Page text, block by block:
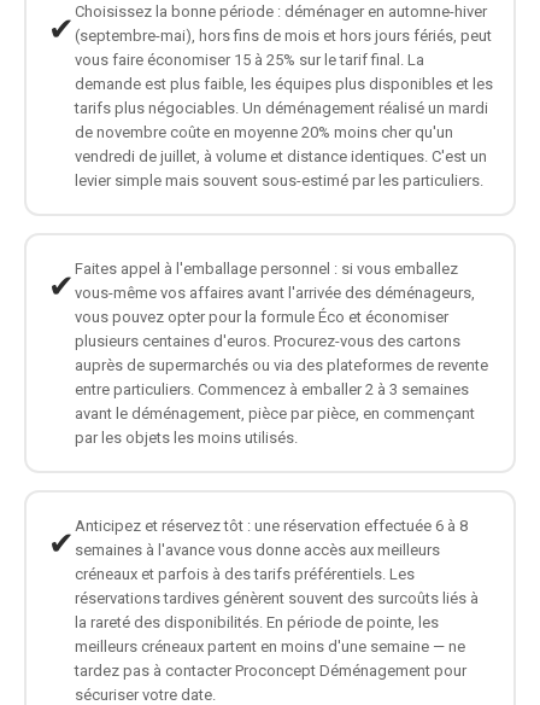
✔ Choisissez la bonne période : déménager en automne-hiver
(septembre-mai), hors fins de mois et hors jours fériés, peut
vous faire économiser 15 à 25% sur le tarif final. La
demande est plus faible, les équipes plus disponibles et les
tarifs plus négociables. Un déménagement réalisé un mardi
de novembre coûte en moyenne 20% moins cher qu'un
vendredi de juillet, à volume et distance identiques. C'est un
levier simple mais souvent sous-estimé par les particuliers.
✔ Faites appel à l'emballage personnel : si vous emballez
vous-même vos affaires avant l'arrivée des déménageurs,
vous pouvez opter pour la formule Éco et économiser
plusieurs centaines d'euros. Procurez-vous des cartons
auprès de supermarchés ou via des plateformes de revente
entre particuliers. Commencez à emballer 2 à 3 semaines
avant le déménagement, pièce par pièce, en commençant
par les objets les moins utilisés.
✔ Anticipez et réservez tôt : une réservation effectuée 6 à 8
semaines à l'avance vous donne accès aux meilleurs
créneaux et parfois à des tarifs préférentiels. Les
réservations tardives génèrent souvent des surcoûts liés à
la rareté des disponibilités. En période de pointe, les
meilleurs créneaux partent en moins d'une semaine — ne
tardez pas à contacter Proconcept Déménagement pour
sécuriser votre date.